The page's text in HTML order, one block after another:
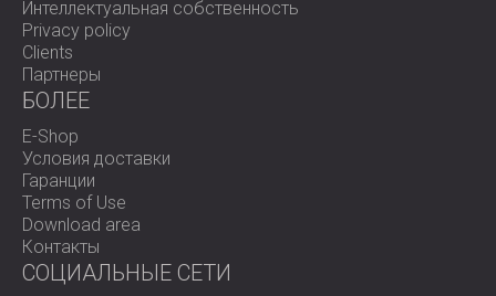
Интеллектуальная собственность
Privacy policy
Clients
Партнеры
БОЛЕЕ
E-Shop
Условия доставки
Гаранции
Terms of Use
Download area
Контакты
СОЦИАЛЬНЫЕ СЕТИ